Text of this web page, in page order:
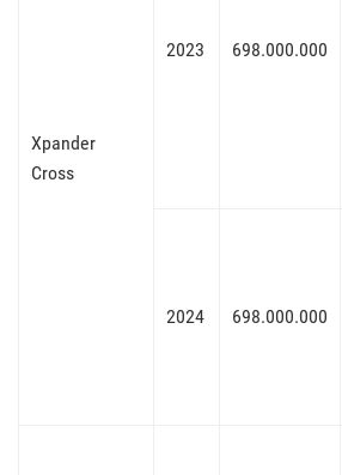
Xpander
Cross
2023 698.000.000
2024 698.000.000